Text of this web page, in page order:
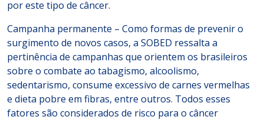
por este tipo de câncer.
Campanha permanente – Como formas de prevenir o
surgimento de novos casos, a SOBED ressalta a
pertinência de campanhas que orientem os brasileiros
sobre o combate ao tabagismo, alcoolismo,
sedentarismo, consume excessivo de carnes vermelhas
e dieta pobre em fibras, entre outros. Todos esses
fatores são considerados de risco para o câncer